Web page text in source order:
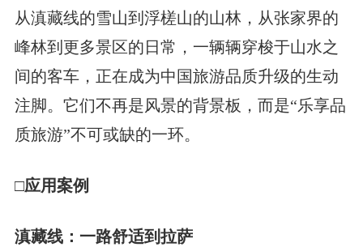
从滇藏线的雪山到浮槎山的山林，从张家界的
峰林到更多景区的日常，一辆辆穿梭于山水之
间的客车，正在成为中国旅游品质升级的生动
注脚。它们不再是风景的背景板，而是“乐享品
质旅游”不可或缺的一环。
□应用案例
滇藏线：一路舒适到拉萨